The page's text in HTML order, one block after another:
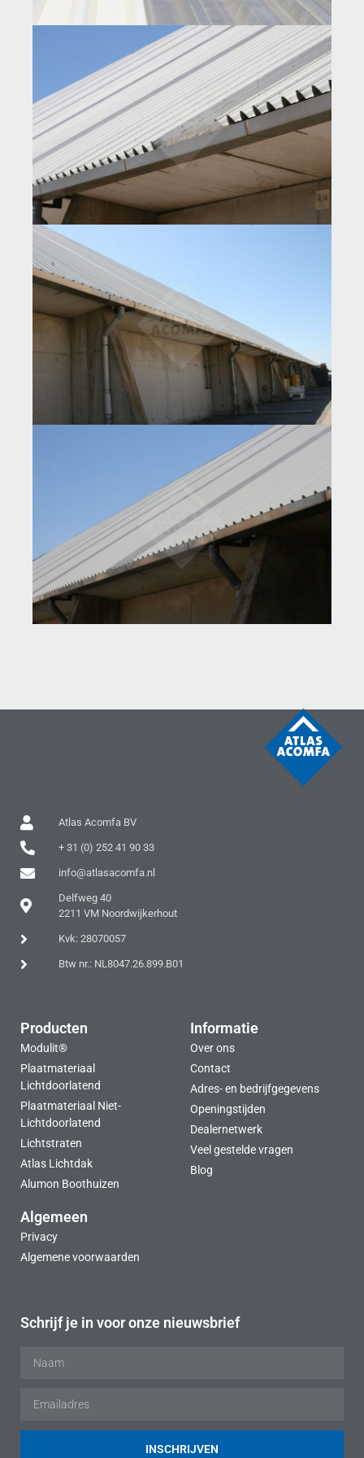
Atlas Acomfa BV
+ 31 (0) 252 41 90 33
info@atlasacomfa.nl
Delfweg 40
2211 VM Noordwijkerhout
Kvk: 28070057
Btw nr.: NL8047.26.899.B01
Producten
Modulit®
Plaatmateriaal
Lichtdoorlatend
Plaatmateriaal Niet-
Lichtdoorlatend
Lichtstraten
Atlas Lichtdak
Alumon Boothuizen
Algemeen
Privacy
Algemene voorwaarden
Informatie
Over ons
Contact
Adres- en bedrijfgegevens
Openingstijden
Dealernetwerk
Veel gestelde vragen
Blog
Schrijf je in voor onze nieuwsbrief
INSCHRIJVEN